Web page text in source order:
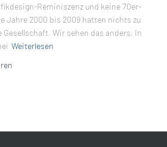
Reminiszenz und keine 70er-
Jahre 2000 bis 2009 hatten nichts zu
Gesellschaft. Wir sehen das anders. In
Weiterlesen